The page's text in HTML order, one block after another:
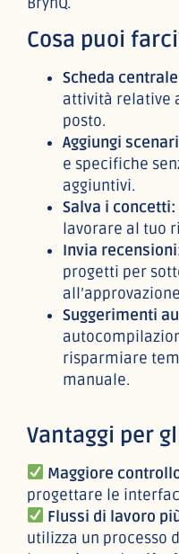
Cosa puoi
Scheda
attività relative
posto.
Aggiungi
e specifiche
aggiuntivi.
Salva i concetti:
lavorare al tuo
Invia
progetti per
Suggerimenti
risparmiare
manuale.
Vantaggi per
Maggiore
progettare le
Flussi di lavoro
utilizza un processo